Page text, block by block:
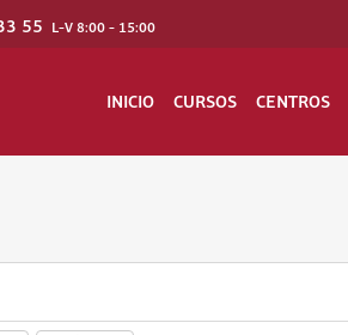
55 L-V 8:00 - 15:00
INICIO CURSOS CENTROS